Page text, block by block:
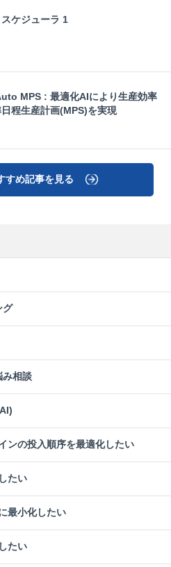
ケジューラ 1
MPS : 最適化AIにより生産効率
程生産計画(MPS)を実現
すめ記事を見る
グ
み相談
の投入順序を最適化したい
たい
最小化したい
たい